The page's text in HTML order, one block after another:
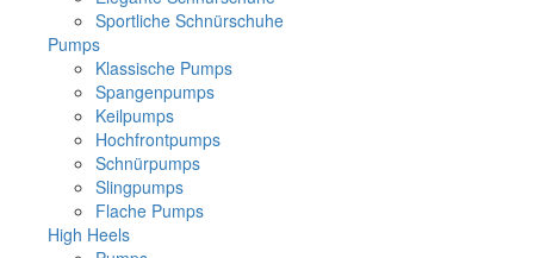
Sportliche Schnürschuhe
Pumps
Klassische Pumps
Spangenpumps
Keilpumps
Hochfrontpumps
Schnürpumps
Slingpumps
Flache Pumps
High Heels